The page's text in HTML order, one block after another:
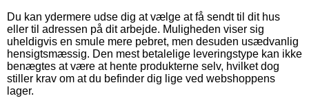
Du kan ydermere udse dig at vælge at få sendt til dit hus
eller til adressen på dit arbejde. Muligheden viser sig
uheldigvis en smule mere pebret, men desuden usædvanlig
hensigtsmæssig. Den mest betalelige leveringstype kan ikke
benægtes at være at hente produkterne selv, hvilket dog
stiller krav om at du befinder dig lige ved webshoppens
lager.